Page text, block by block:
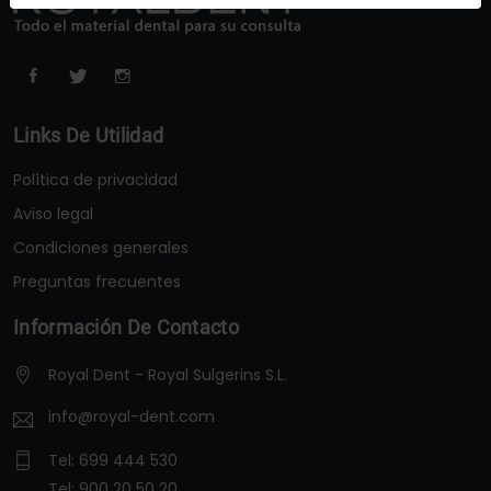
Links De Utilidad
Política de privacidad
Aviso legal
Condiciones generales
Preguntas frecuentes
Información De Contacto
Royal Dent - Royal Sulgerins S.L.
info@royal-dent.com
Tel: 699 444 530